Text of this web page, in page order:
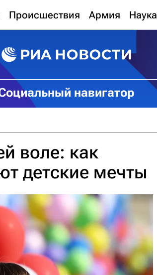
Происшествия Армия Наука
навигатор
воле: как
детские мечты